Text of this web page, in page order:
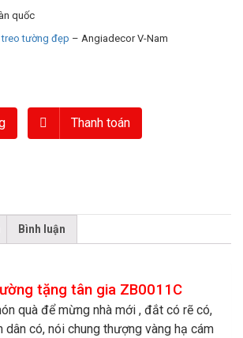
quốc
tường đẹp – Angiadecor V-Nam
Thanh toán
Bình luận
tặng tân gia ZB0011C
quà để mừng nhà mới , đắt có rẽ có,
dân có, nói chung thượng vàng hạ cám